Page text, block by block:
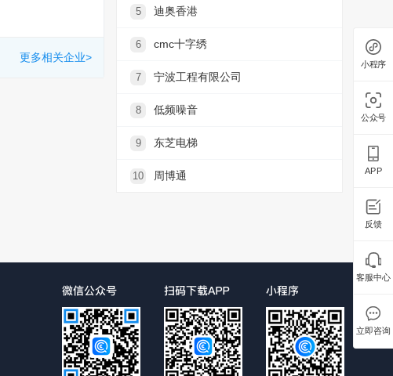
更多相关企业>
5 迪奥香港
6 cmc十字绣
7 宁波工程有限公司
8 低频噪音
9 东芝电梯
10 周博通
小程序
公众号
APP
反馈
客服中心
立即咨询